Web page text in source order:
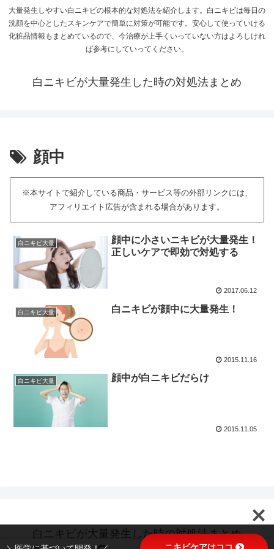
大量発生しやすい白ニキビの根本的な対処法を紹介します。白ニキビは毎日の
洗顔を中心としたスキンケアで簡単に対策が可能です。安心して使っていける
化粧品情報もまとめているので、今治療が上手くいっていない方はよろしけれ
ば参考にしていってください。
白ニキビが大量発生した時の対処法まとめ
顔中
※本サイトで紹介している商品・サービス等の外部リンクには、
アフィリエイト広告が含まれる場合があります。
白ニキビ大量
顔中に小さいニキビが大量発生！
正しいケアで即効で対処する
2017.06.12
白ニキビ大量 白ニキビが顔中に大量発生！
2015.11.16
白ニキビ大量 顔中が白ニキビだらけ
2015.11.05
白ニキビが大量発生した時の対処法まとめ